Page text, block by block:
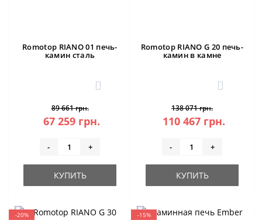
Romotop RIANO 01 печь-
камин сталь
3
89 661 грн.
67 259 грн.
- +
КУПИТЬ
Romotop RIANO G 20 печь-
камин в камне
3
138 071 грн.
110 467 грн.
- +
КУПИТЬ
-20%
-15%